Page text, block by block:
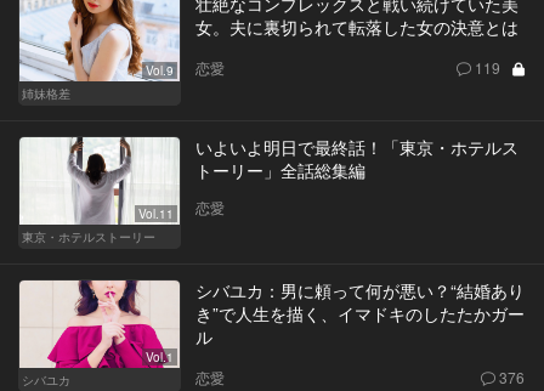
Vol.9
姉妹格差
女。夫に裏切られて転落した女の決意とは
恋愛 119
Vol.11
東京・ホテルストーリー
いよいよ明日で最終話！「東京・ホテルス
トーリー」全話総集編
恋愛
Vol.1
シバユカ
シバユカ：男に頼って何が悪い？“結婚あり
き”で人生を描く、イマドキのしたたかガー
ル
恋愛 376